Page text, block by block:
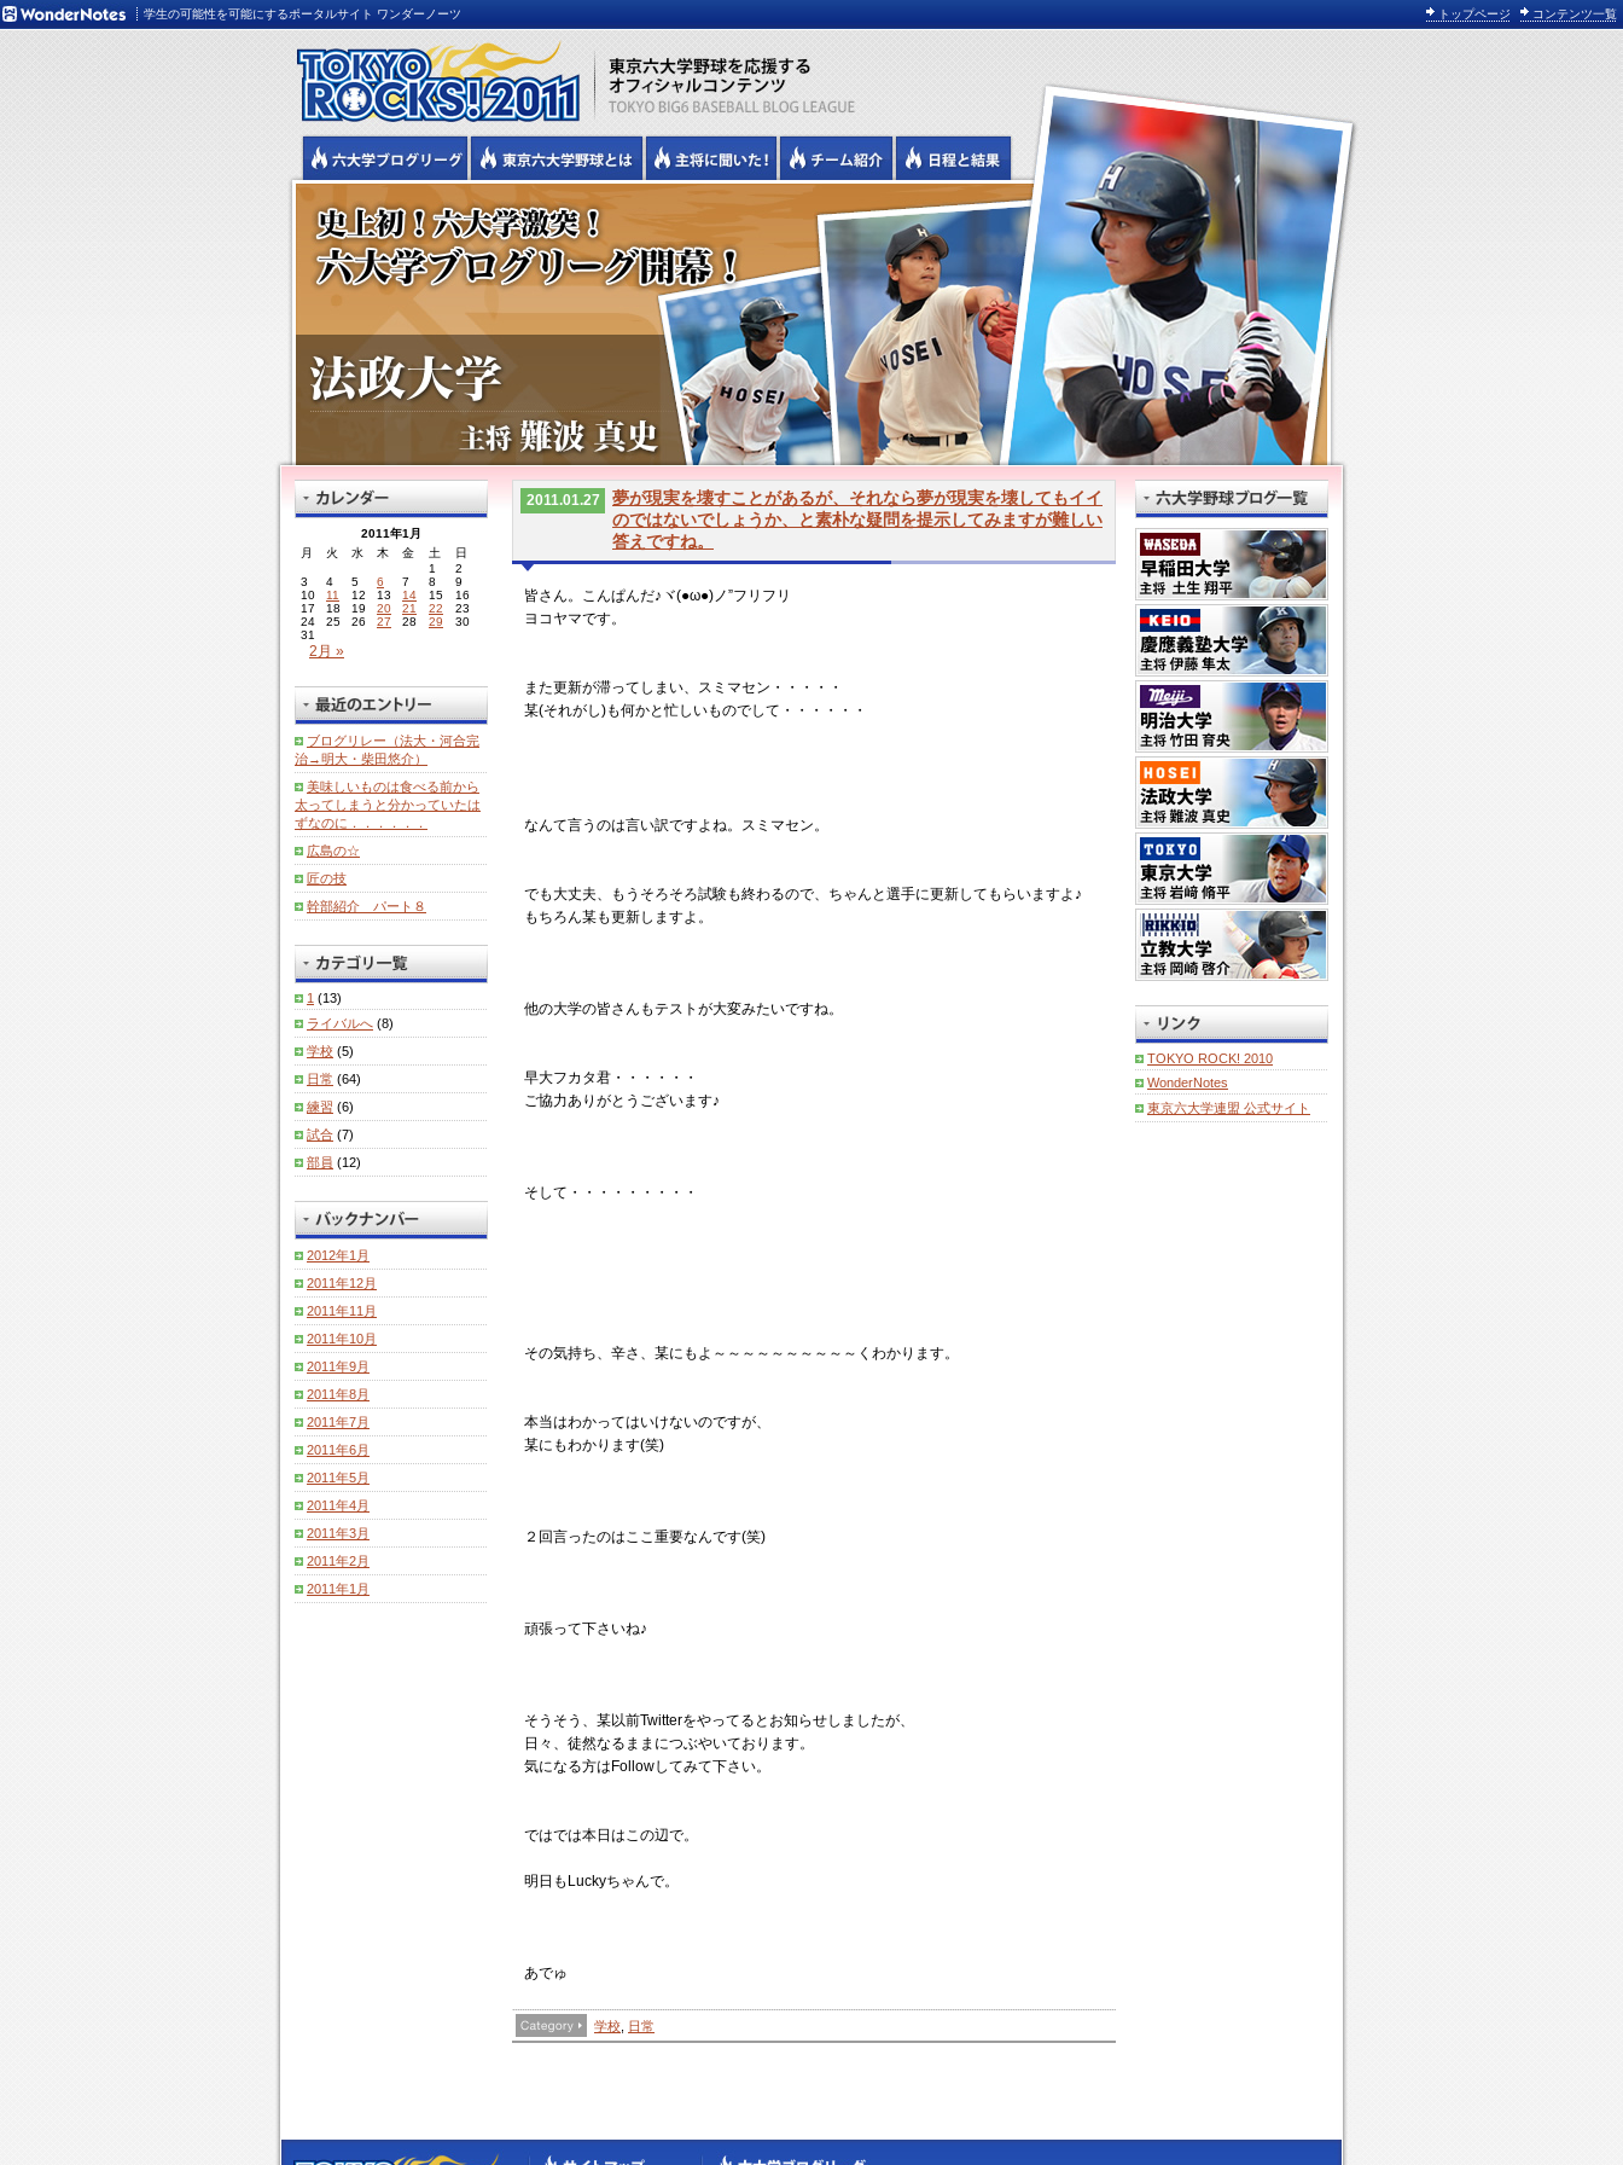
学生の可能性を可能にするポータルサイト ワンダーノーツ トップページ コンテンツ一覧
2011.01.27
夢が現実を壊すことがあるが、それなら夢が現実を壊してもイイ
のではないでしょうか、と素朴な疑問を提示してみますが難しい
答えですね。
皆さん。こんぱんだ♪ヾ(●ω●)ノ”フリフリ
ヨコヤマです。
また更新が滞ってしまい、スミマセン・・・・・
某(それがし)も何かと忙しいものでして・・・・・・
なんて言うのは言い訳ですよね。スミマセン。
でも大丈夫、もうそろそろ試験も終わるので、ちゃんと選手に更新してもらいますよ♪
もちろん某も更新しますよ。
他の大学の皆さんもテストが大変みたいですね。
早大フカタ君・・・・・・
ご協力ありがとうございます♪
そして・・・・・・・・・
その気持ち、辛さ、某にもよ～～～～～～～～～～くわかります。
本当はわかってはいけないのですが、
某にもわかります(笑)
２回言ったのはここ重要なんです(笑)
頑張って下さいね♪
そうそう、某以前Twitterをやってるとお知らせしましたが、
日々、徒然なるままにつぶやいております。
気になる方はFollowしてみて下さい。
ではでは本日はこの辺で。
明日もLuckyちゃんで。
あでゅ
学校 日常
TOKYO ROCK! 2010
WonderNotes
東京六大学連盟 公式サイト
2011年1月
月
火 水 木 金 土
日
1
2
3
4 5 6 7 8
9
10
11 12 13 14 15
16
17
18 19 20 21 22
23
24
25 26 27 28 29
30
31
2月 »
ブログリレー（法大・河合完
治→明大・柴田悠介）
美味しいものは食べる前から
太ってしまうと分かっていたは
ずなのに．．．．．．
広島の☆
匠の技
幹部紹介 パート８
1 (13)
ライバルへ (8)
学校 (5)
日常 (64)
練習 (6)
試合 (7)
部員 (12)
2012年1月
2011年12月
2011年11月
2011年10月
2011年9月
2011年8月
2011年7月
2011年6月
2011年5月
2011年4月
2011年3月
2011年2月
2011年1月